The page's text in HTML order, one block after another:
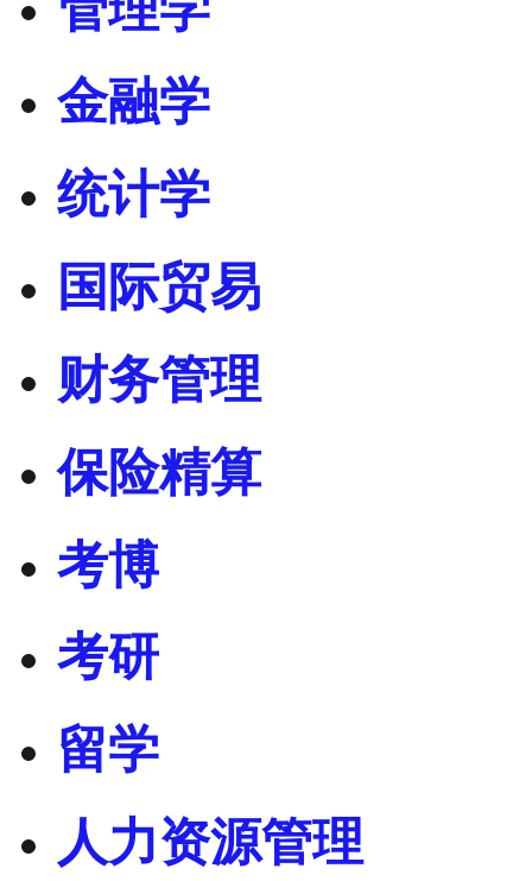
金融学
统计学
国际贸易
财务管理
保险精算
考博
考研
留学
人力资源管理